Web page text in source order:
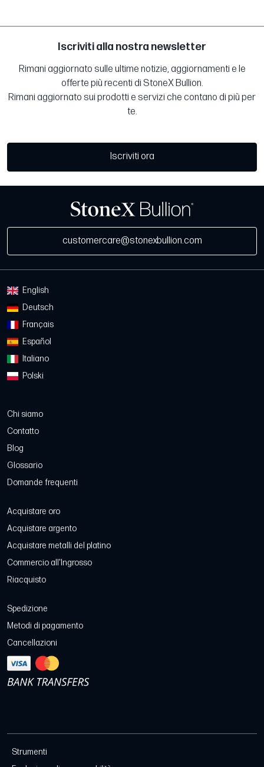
Iscriviti alla nostra newsletter
Rimani aggiornato sulle ultime notizie, aggiornamenti e le
offerte più recenti di StoneX Bullion.
Rimani aggiornato sui prodotti e servizi che contano di più per
te.
Iscriviti ora
customercare@stonexbullion.com
English
Deutsch
Français
Español
Italiano
Polski
Chi siamo
Contatto
Blog
Glossario
Domande frequenti
Acquistare oro
Acquistare argento
Acquistare metalli del platino
Commercio all'Ingrosso
Riacquisto
Spedizione
Metodi di pagamento
Cancellazioni
Strumenti